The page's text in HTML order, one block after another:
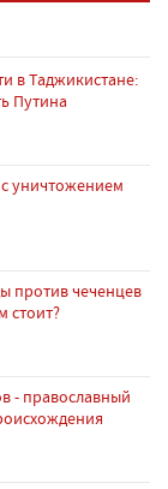
в Таджикистане:
Путина
уничтожением
против чеченцев
стоит?
- православный